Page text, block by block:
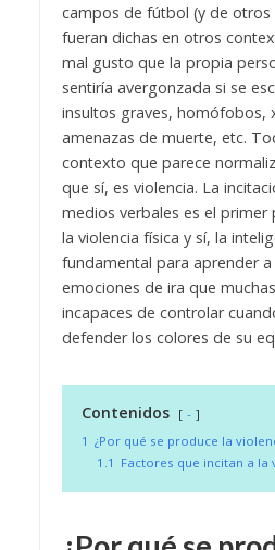
campos de fútbol (y de
fueran dichas en otros
mal gusto que la propia
sentiría avergonzada si se
insultos graves, homófobos,
amenazas de muerte, etc.
contexto que parece
que sí, es violencia. La
medios verbales es el primer
la violencia física y sí, la
fundamental para aprender
emociones de ira que
incapaces de controlar
defender los colores de su
Contenidos
-
1 ¿Por qué se produce la
1.1 Factores que incitan a la